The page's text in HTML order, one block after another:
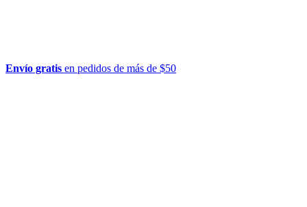
Envío gratis en pedidos de más de $50